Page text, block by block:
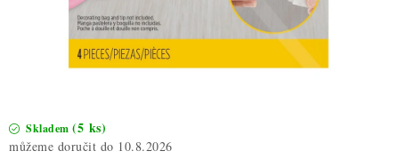
PROFI BALENÍ
NOVÉ ZBOŽÍ
Nepřevzetí zásilky na dobírku
Skladem (5 ks)
10.8.2026